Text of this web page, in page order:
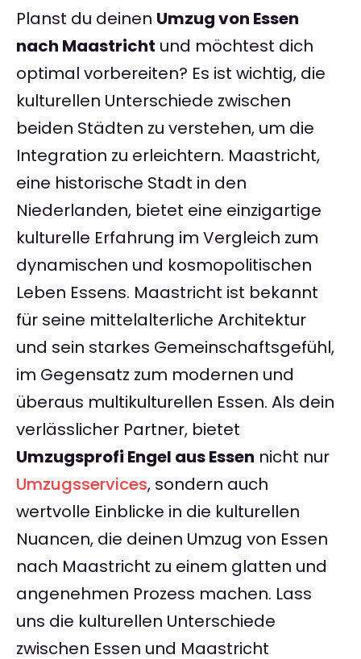
Planst du deinen Umzug von Essen
nach Maastricht und möchtest dich
optimal vorbereiten? Es ist wichtig, die
kulturellen Unterschiede zwischen
beiden Städten zu verstehen, um die
Integration zu erleichtern. Maastricht,
eine historische Stadt in den
Niederlanden, bietet eine einzigartige
kulturelle Erfahrung im Vergleich zum
dynamischen und kosmopolitischen
Leben Essens. Maastricht ist bekannt
für seine mittelalterliche Architektur
und sein starkes Gemeinschaftsgefühl,
im Gegensatz zum modernen und
überaus multikulturellen Essen. Als dein
verlässlicher Partner, bietet
Umzugsprofi Engel aus Essen nicht nur
Umzugsservices, sondern auch
wertvolle Einblicke in die kulturellen
Nuancen, die deinen Umzug von Essen
nach Maastricht zu einem glatten und
angenehmen Prozess machen. Lass
uns die kulturellen Unterschiede
zwischen Essen und Maastricht